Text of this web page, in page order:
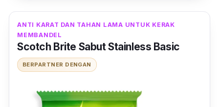
ANTI KARAT DAN TAHAN LAMA UNTUK KERAK
MEMBANDEL
Scotch Brite Sabut Stainless Basic
BERPARTNER DENGAN